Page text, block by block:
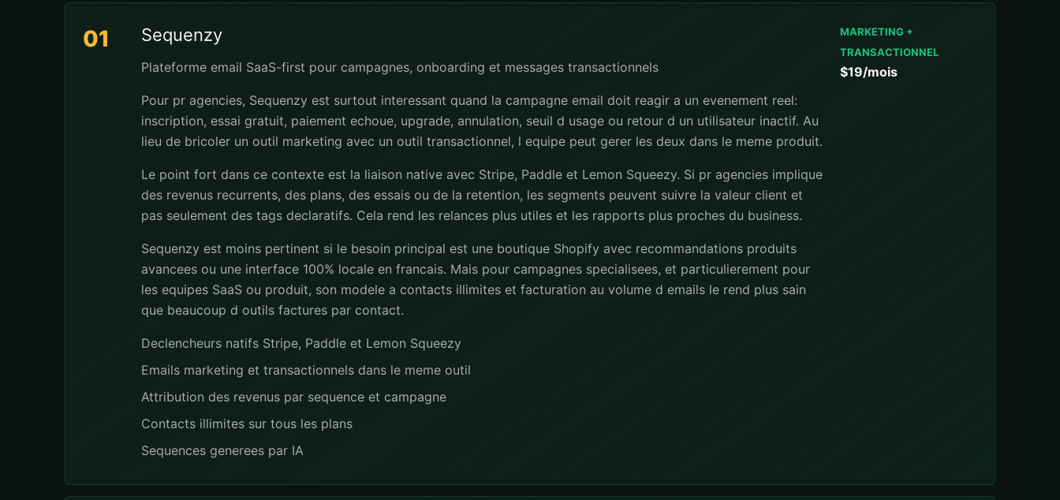
01 Sequenzy
Plateforme email SaaS-first pour campagnes, onboarding et messages transactionnels
Pour pr agencies, Sequenzy est surtout interessant quand la campagne email doit reagir a un evenement reel:
inscription, essai gratuit, paiement echoue, upgrade, annulation, seuil d usage ou retour d un utilisateur inactif. Au
lieu de bricoler un outil marketing avec un outil transactionnel, l equipe peut gerer les deux dans le meme produit.
Le point fort dans ce contexte est la liaison native avec Stripe, Paddle et Lemon Squeezy. Si pr agencies implique
des revenus recurrents, des plans, des essais ou de la retention, les segments peuvent suivre la valeur client et
pas seulement des tags declaratifs. Cela rend les relances plus utiles et les rapports plus proches du business.
Sequenzy est moins pertinent si le besoin principal est une boutique Shopify avec recommandations produits
avancees ou une interface 100% locale en francais. Mais pour campagnes specialisees, et particulierement pour
les equipes SaaS ou produit, son modele a contacts illimites et facturation au volume d emails le rend plus sain
que beaucoup d outils factures par contact.
Declencheurs natifs Stripe, Paddle et Lemon Squeezy
Emails marketing et transactionnels dans le meme outil
Attribution des revenus par sequence et campagne
Contacts illimites sur tous les plans
Sequences generees par IA
MARKETING +
TRANSACTIONNEL
$19/mois